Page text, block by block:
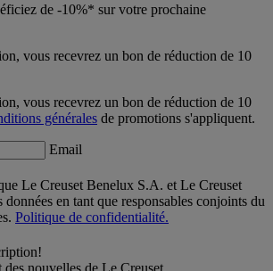
de -10%* sur votre prochaine
vous recevrez un bon de réduction de 10
vous recevrez un bon de réduction de 10
générales de promotions s'appliquent.
Email
Le Creuset Benelux S.A. et Le Creuset
en tant que responsables conjoints du
Politique de confidentialité.
nouvelles de Le Creuset.